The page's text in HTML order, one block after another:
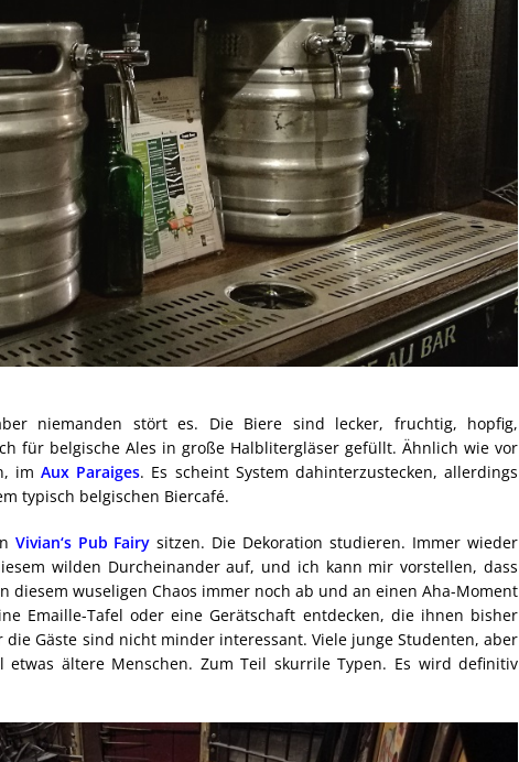
niemanden stört es. Die Biere sind lecker, fruchtig, hopfig,
für belgische Ales in große Halblitergläser gefüllt. Ähnlich wie vor
imAux Paraiges. Es scheint System dahinterzustecken, allerdings
typisch belgischen Biercafé.
Vivian‘s Pub Fairy sitzen. Die Dekoration studieren. Immer wieder
wilden Durcheinander auf, und ich kann mir vorstellen, dass
diesem wuseligen Chaos immer noch ab und an einen Aha-Moment
Emaille-Tafel oder eine Gerätschaft entdecken, die ihnen bisher
Gäste sind nicht minder interessant. Viele junge Studenten, aber
ältere Menschen. Zum Teil skurrile Typen. Es wird definitiv